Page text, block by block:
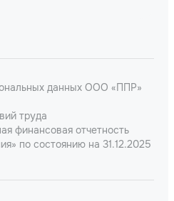
данных ООО «ППР»
труда
финансовая отчетность
по состоянию на 31.12.2025